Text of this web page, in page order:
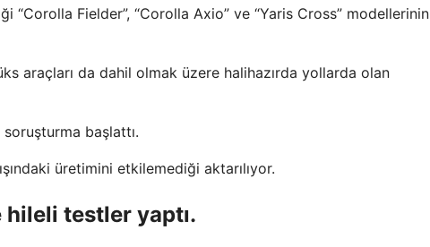
“Corolla Fielder”, “Corolla Axio” ve “Yaris Cross” modellerinin
araçları da dahil olmak üzere halihazırda yollarda olan
başlattı.
üretimini etkilemediği aktarılıyor.
hileli testler yaptı.